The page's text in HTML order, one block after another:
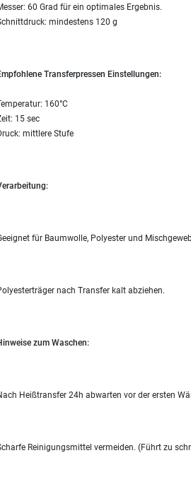
60 Grad für ein optimales Ergebnis.
mindestens 120 g
Transferpressen Einstellungen:
160°C
15 sec
mittlere Stufe
für Baumwolle, Polyester und
nach Transfer kalt abziehen.
zum Waschen:
Heißtransfer 24h abwarten vor der ersten
Reinigungsmittel vermeiden. (Führt zu